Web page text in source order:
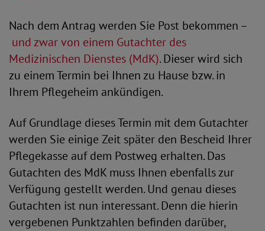
Nach dem Antrag werden Sie Post bekommen –
und zwar von einem Gutachter des
Medizinischen Dienstes (MdK). Dieser wird sich
zu einem Termin bei Ihnen zu Hause bzw. in
Ihrem Pflegeheim ankündigen.
Auf Grundlage dieses Termin mit dem Gutachter
werden Sie einige Zeit später den Bescheid Ihrer
Pflegekasse auf dem Postweg erhalten. Das
Gutachten des MdK muss Ihnen ebenfalls zur
Verfügung gestellt werden. Und genau dieses
Gutachten ist nun interessant. Denn die hierin
vergebenen Punktzahlen befinden darüber,